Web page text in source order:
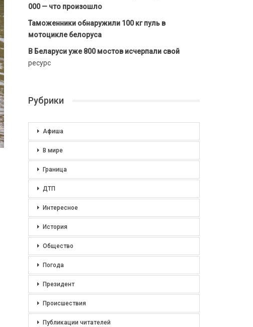
000 — что произошло
Таможенники обнаружили 100 кг пуль в
мотоцикле белоруса
В Беларуси уже 800 мостов исчерпали свой
ресурс
Рубрики
Афиша
В мире
Граница
ДТП
Интересное
История
Общество
Погода
Президент
Происшествия
Публикации читателей